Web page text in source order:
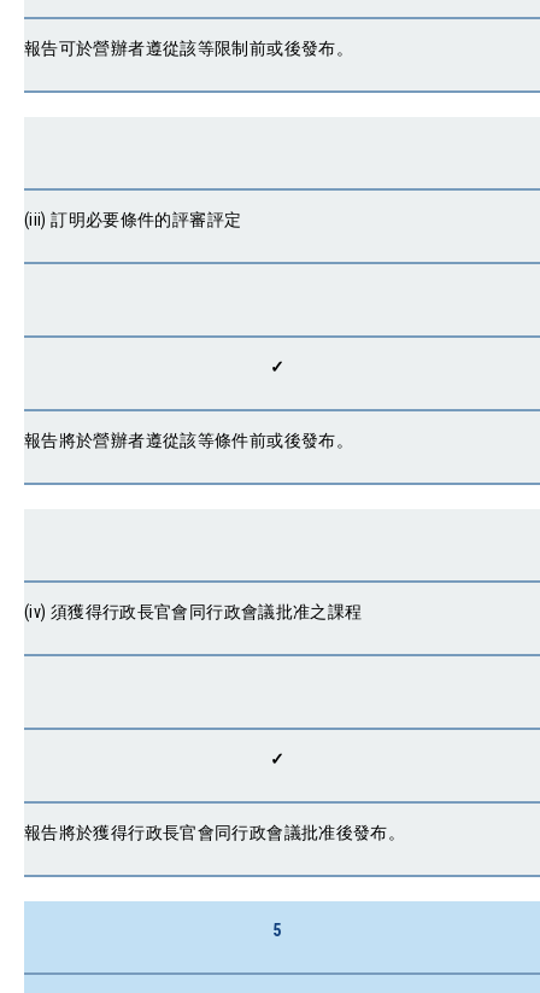
報告可於營辦者遵從該等限制前或後發布。
(iii) 訂明必要條件的評審評定
✓
報告將於營辦者遵從該等條件前或後發布。
(iv) 須獲得行政長官會同行政會議批准之課程
✓
報告將於獲得行政長官會同行政會議批准後發布。
5